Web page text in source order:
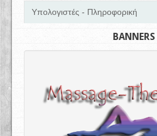
Υπολογιστές - Πληροφορική
BANNERS